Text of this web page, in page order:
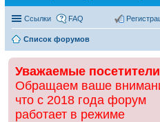
Ссылки FAQ
Список форумов
Уважаемые
Обращаем ваше
что с 2018 года форум
работает в режиме